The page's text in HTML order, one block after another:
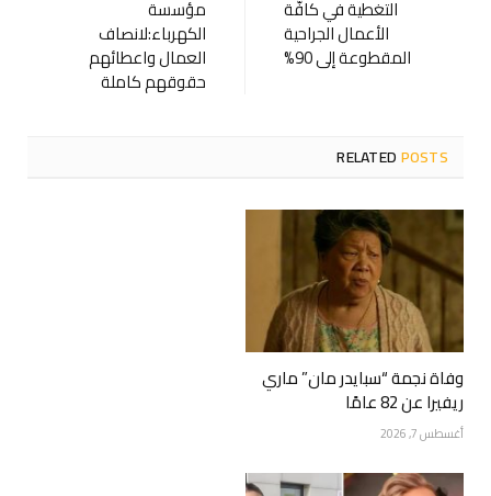
التغطية في كافّة
الأعمال الجراحية
المقطوعة إلى 90%
مؤسسة
الكهرباء:لانصاف
العمال واعطائهم
حقوقهم كاملة
RELATEDPOSTS
وفاة نجمة “سبايدر مان” ماري
ريفيرا عن 82 عامًا
أغسطس 7, 2026